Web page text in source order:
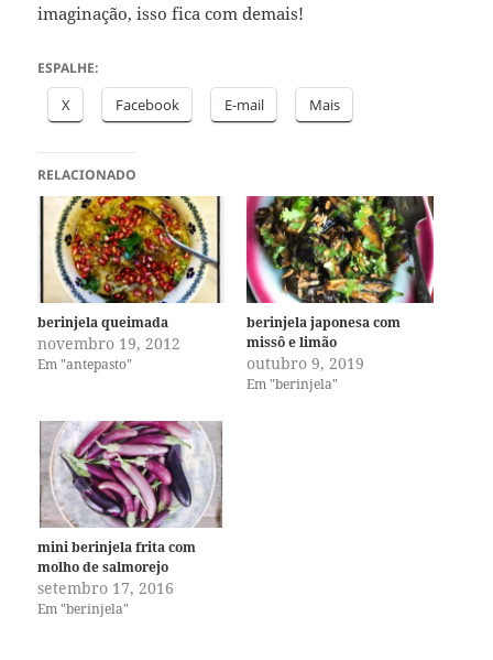
imaginação, isso fica com demais!
ESPALHE:
X Facebook E-mail Mais
RELACIONADO
berinjela queimada
novembro 19, 2012
Em "antepasto"
berinjela japonesa com
missô e limão
outubro 9, 2019
Em "berinjela"
mini berinjela frita com
molho de salmorejo
setembro 17, 2016
Em "berinjela"